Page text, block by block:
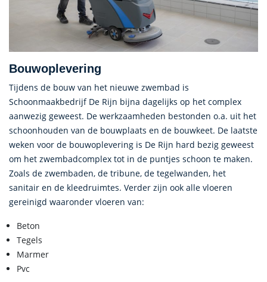
Bouwoplevering
Tijdens de bouw van het nieuwe zwembad is
Schoonmaakbedrijf De Rijn bijna dagelijks op het complex
aanwezig geweest. De werkzaamheden bestonden o.a. uit het
schoonhouden van de bouwplaats en de bouwkeet. De laatste
weken voor de bouwoplevering is De Rijn hard bezig geweest
om het zwembadcomplex tot in de puntjes schoon te maken.
Zoals de zwembaden, de tribune, de tegelwanden, het
sanitair en de kleedruimtes. Verder zijn ook alle vloeren
gereinigd waaronder vloeren van:
Beton
Tegels
Marmer
Pvc